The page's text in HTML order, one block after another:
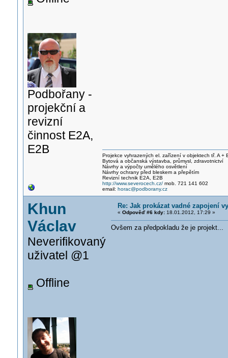
Podbořany -
projekční a
revizní
činnost E2A,
E2B
Projekce vyhrazených el. zařízení v objektech tř. A +
Bytová a občanská výstavba, průmysl, zdravotnictví
Návrhy a výpočty umělého osvětlení
Návrhy ochrany před bleskem a přepětím
Revizní technik E2A, E2B
http://www.severocech.cz/mob. 721 141 602
email: horac@podborany.cz
Khun
Václav
Neverifikovaný
uživatel @1
Offline
Re: Jak prokázat vadné zapojení
« Odpověď #6 kdy:18.01.2012, 17:29 »
Ovšem za předpokladu že je projekt...